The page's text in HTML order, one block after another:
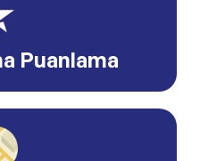
Puanlama